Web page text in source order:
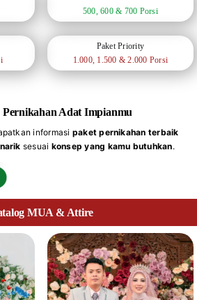
500, 600 & 700 Porsi
Paket Priority
1.000, 1.500 & 2.000 Porsi
Adat Impianmu
informasi paket pernikahan terbaik
sesuai konsep yang kamu butuhkan.
MUA & Attire